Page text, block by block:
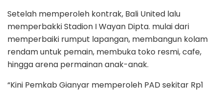
Setelah memperoleh kontrak, Bali United lalu
memperbakki Stadion I Wayan Dipta. mulai dari
memperbaiki rumput lapangan, membangun kolam
rendam untuk pemain, membuka toko resmi, cafe,
hingga arena permainan anak-anak.
“Kini Pemkab Gianyar memperoleh PAD sekitar Rp1